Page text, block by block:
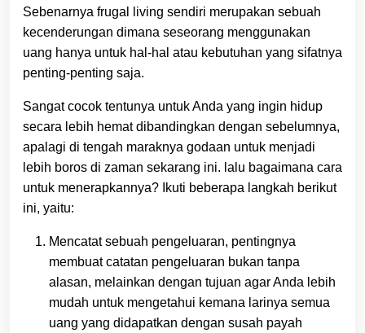
Sebenarnya frugal living sendiri merupakan sebuah
kecenderungan dimana seseorang menggunakan
uang hanya untuk hal-hal atau kebutuhan yang sifatnya
penting-penting saja.
Sangat cocok tentunya untuk Anda yang ingin hidup
secara lebih hemat dibandingkan dengan sebelumnya,
apalagi di tengah maraknya godaan untuk menjadi
lebih boros di zaman sekarang ini. lalu bagaimana cara
untuk menerapkannya? Ikuti beberapa langkah berikut
ini, yaitu:
Mencatat sebuah pengeluaran, pentingnya
membuat catatan pengeluaran bukan tanpa
alasan, melainkan dengan tujuan agar Anda lebih
mudah untuk mengetahui kemana larinya semua
uang yang didapatkan dengan susah payah